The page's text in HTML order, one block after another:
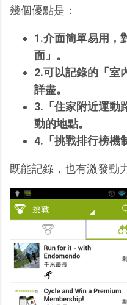
幾個優點是：
1.介面簡單易用，
面」。
2.可以記錄的「室
詳盡。
3.「住家附近運動
動的地點。
4.「挑戰排行榜機
既能記錄，也有激發動